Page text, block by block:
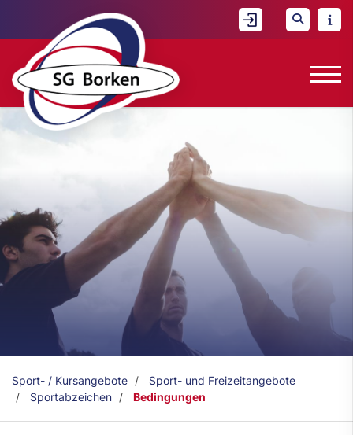
Sport- / Kursangebote
Sport- und Freizeitangebote
Sportabzeichen
Bedingungen